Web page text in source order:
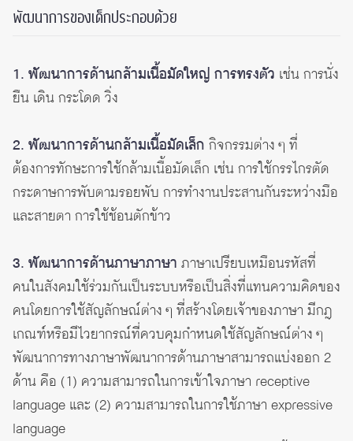
พัฒนาการของเด็กประกอบด้วย
1. พัฒนาการด้านกล้ามเนื้อมัดใหญ่ การทรงตัว เช่น การนั่ง
ยืน เดิน กระโดด วิ่ง
2. พัฒนาการด้านกล้ามเนื้อมัดเล็ก กิจกรรมต่าง ๆ ที่
ต้องการทักษะการใช้กล้ามเนื้อมัดเล็ก เช่น การใช้กรรไกรตัด
กระดาษการพับตามรอยพับ การทำงานประสานกันระหว่างมือ
และสายตา การใช้ช้อนตักข้าว
3. พัฒนาการด้านภาษาภาษา ภาษาเปรียบเหมือนรหัสที่
คนในสังคมใช้ร่วมกันเป็นระบบหรือเป็นสิ่งที่แทนความคิดของ
คนโดยการใช้สัญลักษณ์ต่าง ๆ ที่สร้างโดยเจ้าของภาษา มีกฎ
เกณฑ์หรือมีไวยากรณ์ที่ควบคุมกำหนดใช้สัญลักษณ์ต่าง ๆ
พัฒนาการทางภาษาพัฒนาการด้านภาษาสามารถแบ่งออก 2
ด้าน คือ (1) ความสามารถในการเข้าใจภาษา receptive
language และ (2) ความสามารถในการใช้ภาษา expressive
language